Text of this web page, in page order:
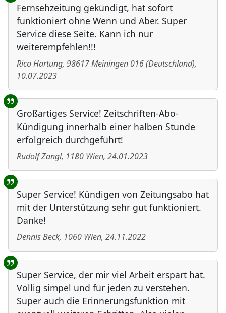
Fernsehzeitung gekündigt, hat sofort
funktioniert ohne Wenn und Aber. Super
Service diese Seite. Kann ich nur
weiterempfehlen!!!
Rico Hartung, 98617Meiningen 016(Deutschland),
10.07.2023
Großartiges Service! Zeitschriften-Abo-
Kündigung innerhalb einer halben Stunde
erfolgreich durchgeführt!
Rudolf Zangl, 1180 Wien, 24.01.2023
Super Service! Kündigen von Zeitungsabo hat
mit der Unterstützung sehr gut funktioniert.
Danke!
Dennis Beck, 1060 Wien, 24.11.2022
Super Service, der mir viel Arbeit erspart hat.
Völlig simpel und für jeden zu verstehen.
Super auch die Erinnerungsfunktion mit